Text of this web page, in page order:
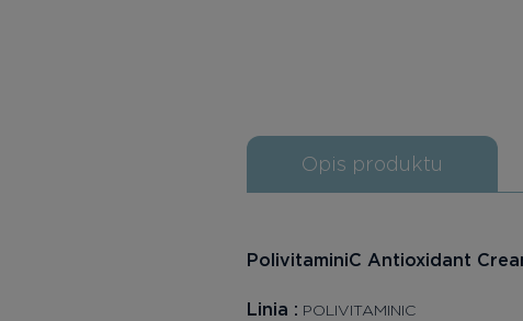
Opis produktu
PolivitaminiC Antioxidant
Linia : POLIVITAMINIC